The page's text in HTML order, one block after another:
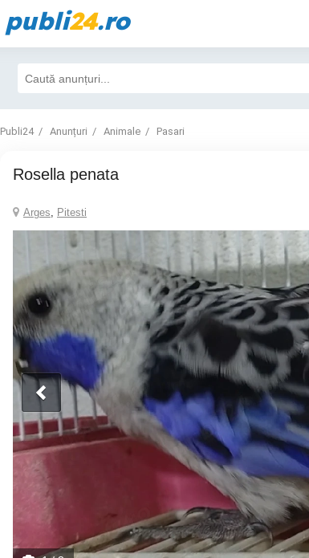
publi24.ro
Publi24 Anunțuri Animale Pasari
rosella penata
Arges, Pitesti